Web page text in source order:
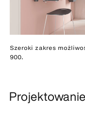
Szeroki zakres
900.